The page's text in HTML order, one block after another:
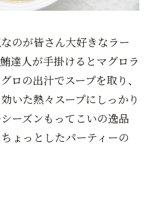
のが皆さん大好きなラー
達人が手掛けるとマグロラ
ロの出汁でスープを取り、
いた熱々スープにしっかり
ーズンもってこいの逸品
ょっとしたパーティーの